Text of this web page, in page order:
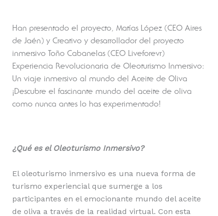
Han presentado el proyecto, Matías López (CEO Aires
de Jaén) y Creativo y desarrollador del proyecto
inmersivo Toño Cabanelas (CEO Liveforevr)
Experiencia Revolucionaria de Oleoturismo Inmersivo:
Un viaje inmersivo al mundo del Aceite de Oliva
¡Descubre el fascinante mundo del aceite de oliva
como nunca antes lo has experimentado!
¿Qué es el Oleoturismo Inmersivo?
El oleoturismo inmersivo es una nueva forma de
turismo experiencial que sumerge a los
participantes en el emocionante mundo del aceite
de oliva a través de la realidad virtual. Con esta